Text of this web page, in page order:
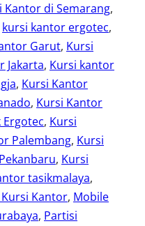
Kantor di Semarang
kursi kantor ergotec
Garut, Kursi
Jakarta, Kursi kantor
, Kursi Kantor
, Kursi Kantor
, Kursi
Palembang, Kursi
, Kursi
tasikmalaya
Kantor, Mobile
, Partisi